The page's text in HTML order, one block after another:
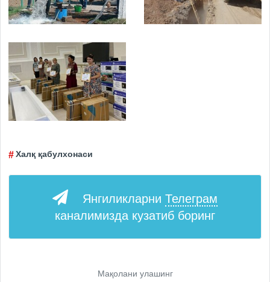
Халқ қабулхонаси
Янгиликларни Телеграм
каналимизда кузатиб боринг
Мақолани улашинг